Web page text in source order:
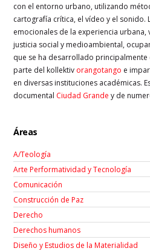
con el entorno urbano, utilizando
cartografía crítica, el vídeo y el sonido.
emocionales de la experiencia urbana,
justicia social y medioambiental,
que se ha desarrollado principalmente
parte del kollektiv orangotango e
en diversas instituciones académicas.
documental Ciudad Grande y de
Áreas
A/Teología
Arte Performatividad y Tecnología
Comunicación
Construcción de Paz
Derecho
Derechos humanos
Diseño y Estudios de la Materialidad